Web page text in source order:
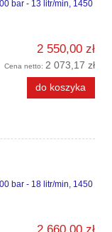
bar - 13 litr/min, 1450
2 550,00 zł
Cena netto: 2 073,17 zł
do koszyka
bar - 18 litr/min, 1450